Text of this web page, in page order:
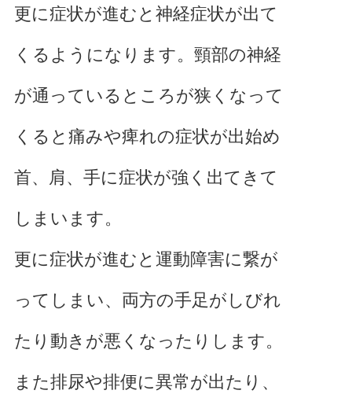
更に症状が進むと神経症状が出て
くるようになります。頸部の神経
が通っているところが狭くなって
くると痛みや痺れの症状が出始め
首、肩、手に症状が強く出てきて
しまいます。
更に症状が進むと運動障害に繋が
ってしまい、両方の手足がしびれ
たり動きが悪くなったりします。
また排尿や排便に異常が出たり、